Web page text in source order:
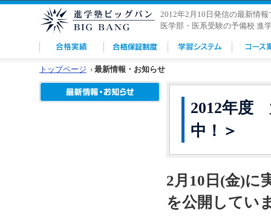
2012年2月10日発信の最新情報
医学部・医系受験の予備校 進
トップページ › 最新情報・お知らせ
2012年度
中！＞
2月10日(金)に
を公開してい